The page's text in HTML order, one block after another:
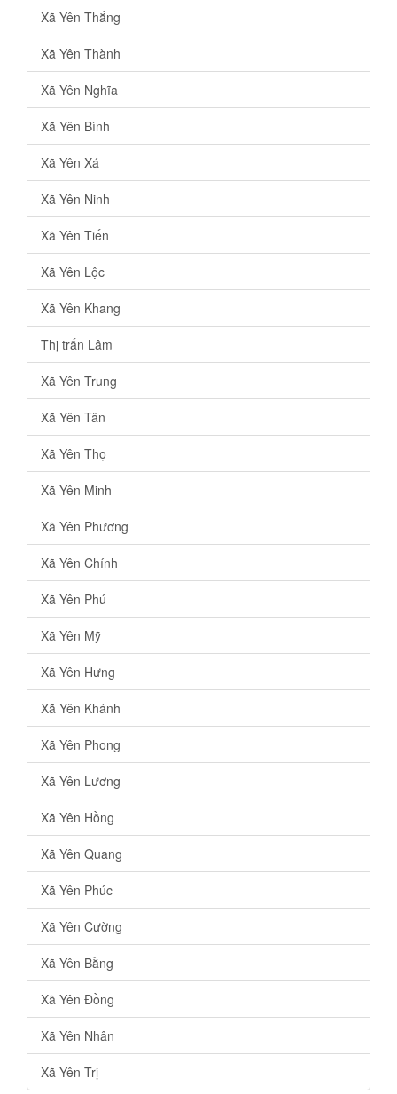
Xã Yên Thắng
Xã Yên Thành
Xã Yên Nghĩa
Xã Yên Bình
Xã Yên Xá
Xã Yên Ninh
Xã Yên Tiến
Xã Yên Lộc
Xã Yên Khang
Thị trấn Lâm
Xã Yên Trung
Xã Yên Tân
Xã Yên Thọ
Xã Yên Minh
Xã Yên Phương
Xã Yên Chính
Xã Yên Phú
Xã Yên Mỹ
Xã Yên Hưng
Xã Yên Khánh
Xã Yên Phong
Xã Yên Lương
Xã Yên Hồng
Xã Yên Quang
Xã Yên Phúc
Xã Yên Cường
Xã Yên Bằng
Xã Yên Đồng
Xã Yên Nhân
Xã Yên Trị